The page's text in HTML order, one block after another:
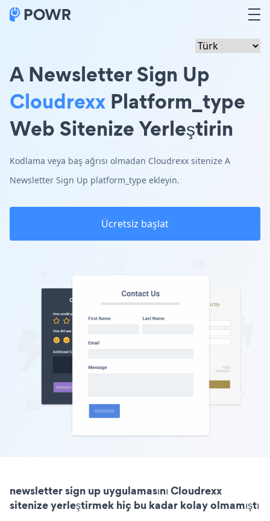
A Newsletter Sign Up
Cloudrexx Platform_type
Web Sitenize Yerleştirin
Kodlama veya baş ağrısı olmadan Cloudrexx sitenize A
Newsletter Sign Up platform_type ekleyin.
Ücretsiz başlat
newsletter sign up uygulamasını Cloudrexx
sitenize yerleştirmek hiç bu kadar kolay olmamıştı